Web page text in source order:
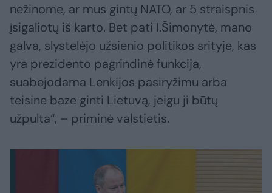
nežinome, ar mus gintų NATO, ar 5 straispnis
įsigaliotų iš karto. Bet pati I.Šimonytė, mano
galva, slystelėjo užsienio politikos srityje, kas
yra prezidento pagrindinė funkcija,
suabejodama Lenkijos pasiryžimu arba
teisine baze ginti Lietuvą, jeigu ji būtų
užpulta“, – priminė valstietis.